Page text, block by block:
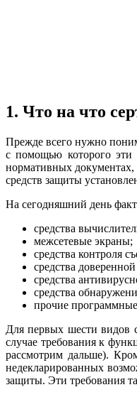
1. Что на что
Прежде всего нужно
с помощью которого эти
нормативных
средств защиты
На сегодняшний день
средства
межсетевые экраны;
средства контроля
средства доверенной
средства
средства
прочие
Для первых шести видов
случае требования к
рассмотрим дальше).
недекларированных
защиты. Эти требования